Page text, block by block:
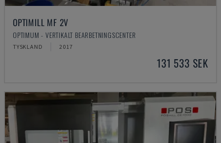
OPTIMILL MF 2V
OPTIMUM - VERTIKALT BEARBETNINGSCENTER
TYSKLAND 2017
131 533 SEK